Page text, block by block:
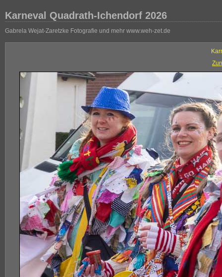
Karneval Quadrath-Ichendorf 2026
Gabrela Wejat-Zaretzke Fotografie und mehr www.weh-zet.de